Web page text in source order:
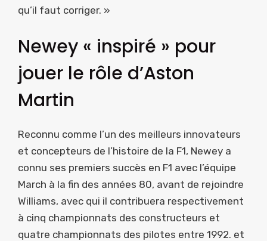
qu’il faut corriger. »
Newey « inspiré » pour
jouer le rôle d’Aston
Martin
Reconnu comme l’un des meilleurs innovateurs
et concepteurs de l’histoire de la F1, Newey a
connu ses premiers succès en F1 avec l’équipe
March à la fin des années 80, avant de rejoindre
Williams, avec qui il contribuera respectivement
à cinq championnats des constructeurs et
quatre championnats des pilotes entre 1992. et